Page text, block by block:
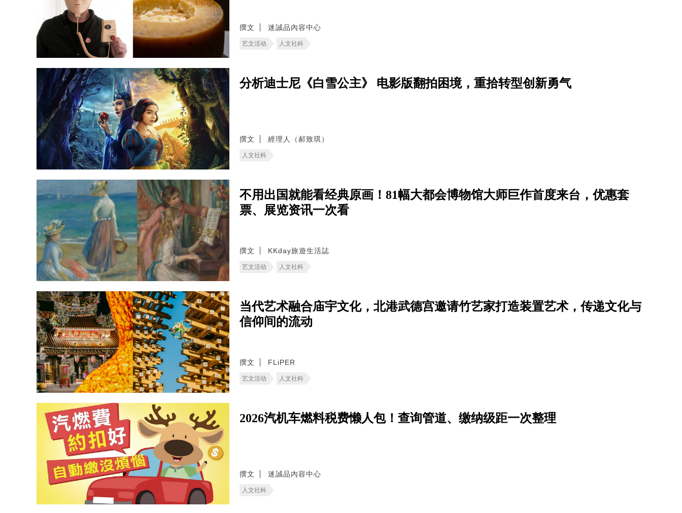
撰文 迷誠品內容中心
艺文活动 人文社科
分析迪士尼《白雪公主》 电影版翻拍困境，重拾转型创新勇气
撰文 經理人（郝致琪）
人文社科
不用出国就能看经典原画！81幅大都会博物馆大师巨作首度来台，优惠套
票、展览资讯一次看
撰文 KKday旅遊生活誌
艺文活动 人文社科
当代艺术融合庙宇文化，北港武德宫邀请竹艺家打造装置艺术，传递文化与
信仰间的流动
撰文 FLiPER
艺文活动 人文社科
2026汽机车燃料税费懒人包！查询管道、缴纳级距一次整理
撰文 迷誠品內容中心
人文社科